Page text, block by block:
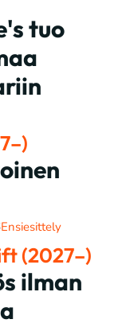
tuo
Ensiesittely
(2027–)
ilman